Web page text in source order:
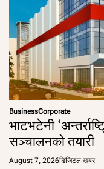
BusinessCorporate
भाटभटेनी
सञ्चालनको तयारी
August 7, 2026डिजिटल खबर